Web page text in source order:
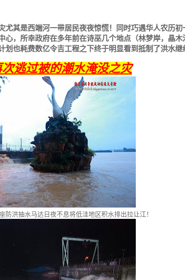
其是西端河一带居民夜夜惊慌！同时巧遇华人农历
，所幸政府在多年前在诗巫几个地点（林梦岸，晶
也耗费数亿令吉工程之下终于明显看到抵制了洪水继
逃过被的潮水淹没之灾
防洪抽水马达日夜不息将低洼地区积水排出拉让江！